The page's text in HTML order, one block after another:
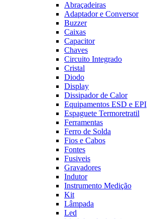
Abraçadeiras
Adaptador e Conversor
Buzzer
Caixas
Capacitor
Chaves
Circuito Integrado
Cristal
Diodo
Display
Dissipador de Calor
Equipamentos ESD e EPI
Espaguete Termoretratil
Ferramentas
Ferro de Solda
Fios e Cabos
Fontes
Fusiveis
Gravadores
Indutor
Instrumento Medição
Kit
Lâmpada
Led